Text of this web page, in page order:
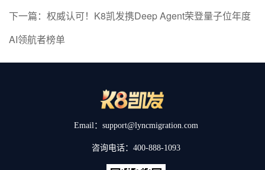
下一篇：权威认可！K8凯发携Deep Agent荣登量子位年度
AI领航者榜单
Email：support@lyncmigration.com
咨询电话：400-888-1093